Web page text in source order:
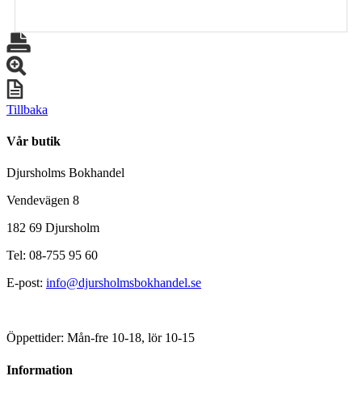
Tillbaka
Vår butik
Djursholms Bokhandel
Vendevägen 8
182 69 Djursholm
Tel: 08-755 95 60
E-post: info@djursholmsbokhandel.se
Öppettider: Mån-fre 10-18, lör 10-15
Information